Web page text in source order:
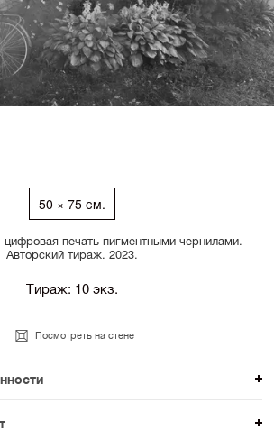
50 × 75 см.
печать пигментными чернилами.
Авторский тираж. 2023.
Тираж: 10 экз.
Посмотреть на стене
произведению мы